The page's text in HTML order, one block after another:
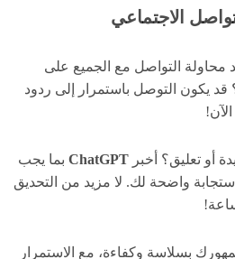
محاولة التواصل مع الجميع على
قد يكون التوصل باستمرار إلى ردود
أو تعليق؟ أخبر ChatGPT بما يجب
واضحة لك. لا مزيد من التحديق
بسلاسة وكفاءة، مع الاستمرار